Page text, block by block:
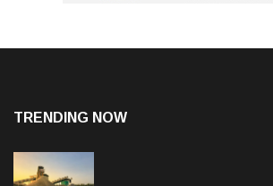
TRENDING NOW